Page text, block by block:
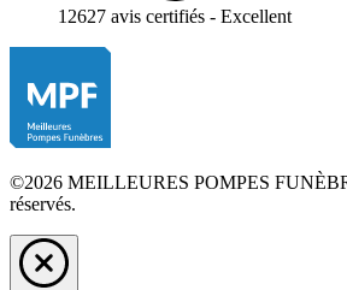
12627 avis certifiés - Excellent
©2026 MEILLEURES POMPES
réservés.